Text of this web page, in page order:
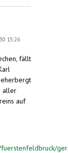
15:26
fällt
aller
auf